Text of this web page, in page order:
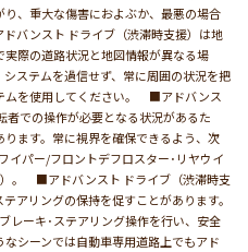
、重大な傷害におよぶか、最悪の場合
バンスト ドライブ（渋滞時支援）は地
際の道路状況と地図情報が異なる場
ステムを過信せず、常に周囲の状況を把
ムを使用してください。 ■アドバンス
者での操作が必要となる状況があるた
ます。常に視界を確保できるよう、次
イパー/フロントデフロスター･リヤウイ
。 ■アドバンスト ドライブ（渋滞時支
アリングの保持を促すことがあります。
レーキ･ステアリング操作を行い、安全
シーンでは自動車専用道路上でもアド